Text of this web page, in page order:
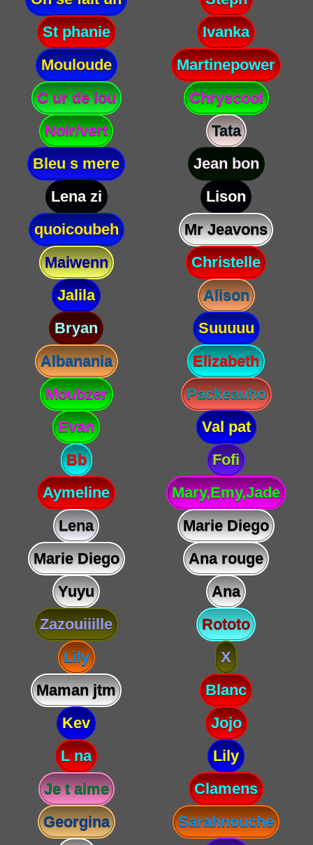
St phanie
Ivanka
Mouloude
Martinepower
C ur de lou
Chryscool
Noir/vert
Tata
Bleu s mere
Jean bon
Lena zi
Lison
quoicoubeh
Mr Jeavons
Maiwenn
Christelle
Jalila
Alison
Bryan
Suuuuu
Albanania
Elizabeth
Moubzer
Packeauho
Evan
Val pat
Bb
Fofi
Aymeline
Mary,Emy,Jade
Lena
Marie Diego
Marie Diego
Ana rouge
Yuyu
Ana
Zazouiiille
Rototo
Lily
X
Maman jtm
Blanc
Kev
Jojo
L na
Lily
Je t aime
Clamens
Georgina
Sarahnouche